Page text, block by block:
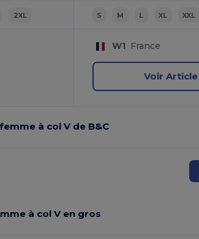
2XL S M L XL XXL
W1 France
Voir Article
à col V de B&C
à col V en gros